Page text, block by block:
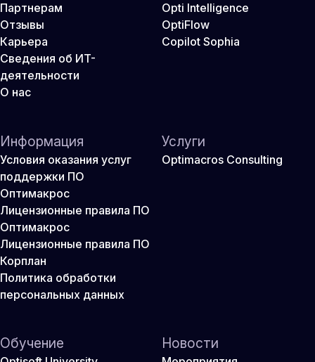
Партнерам
Отзывы
Карьера
Сведения об ИТ-
деятельности
О нас
Opti Intelligence
OptiFlow
Copilot Sophia
Информация
Условия оказания услуг
поддержки ПО
Оптимакрос
Лицензионные правила ПО
Оптимакрос
Лицензионные правила ПО
Корплан
Политика обработки
персональных данных
Услуги
Optimacros Consulting
Обучение Новости